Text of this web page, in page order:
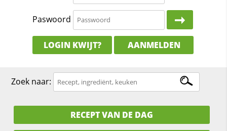
Paswoord
LOGIN KWIJT? AANMELDEN
Zoek naar:
RECEPT VAN DE DAG